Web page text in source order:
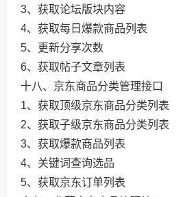
3、获取论坛版块内容
4、获取每日爆款商品列表
5、更新分享次数
6、获取帖子文章列表
十八、京东商品分类管理接口
1、获取顶级京东商品分类列表
2、获取子级京东商品分类列表
3、获取爆款商品列表
4、关键词查询选品
5、获取京东订单列表